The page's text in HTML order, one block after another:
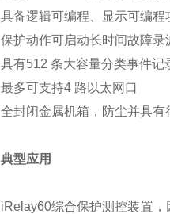
具备逻辑可编程、显示可编
保护动作可启动长时间故障
具有512 条大容量分类事件记
最多可支持4 路以太网口
全封闭金属机箱，防尘并具
典型应用
iRelay60综合保护测控装置